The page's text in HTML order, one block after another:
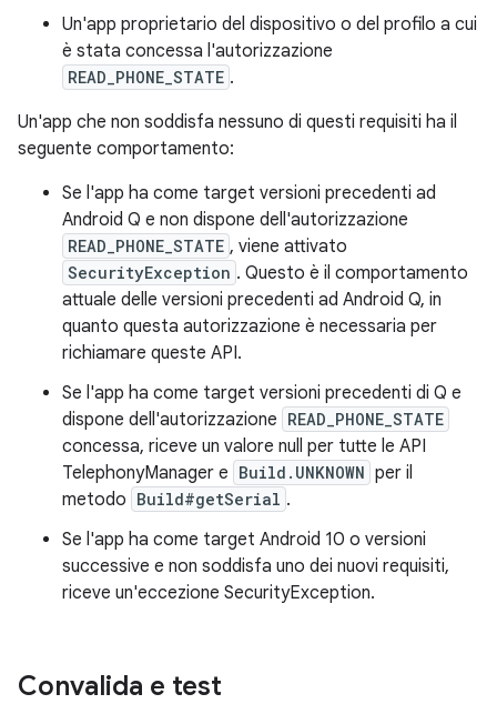
Un'app proprietario del dispositivo o del profilo a cui
è stata concessa l'autorizzazione
READ_PHONE_STATE .
Un'app che non soddisfa nessuno di questi requisiti ha il
seguente comportamento:
Se l'app ha come target versioni precedenti ad
Android Q e non dispone dell'autorizzazione
READ_PHONE_STATE , viene attivato
SecurityException . Questo è il comportamento
attuale delle versioni precedenti ad Android Q, in
quanto questa autorizzazione è necessaria per
richiamare queste API.
Se l'app ha come target versioni precedenti di Q e
dispone dell'autorizzazione READ_PHONE_STATE
concessa, riceve un valore null per tutte le API
TelephonyManager e Build.UNKNOWN per il
metodo Build#getSerial .
Se l'app ha come target Android 10 o versioni
successive e non soddisfa uno dei nuovi requisiti,
riceve un'eccezione SecurityException.
Convalida e test